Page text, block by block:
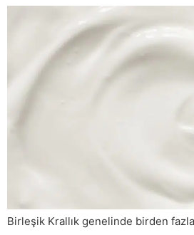
Birleşik Krallık genelinde birden